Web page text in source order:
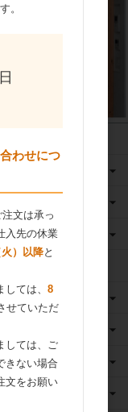
。
わせにつ
文は承っ
入先の休業
）以降と
ては、 8
せていただ
しては、ご
きない場合
文をお願い